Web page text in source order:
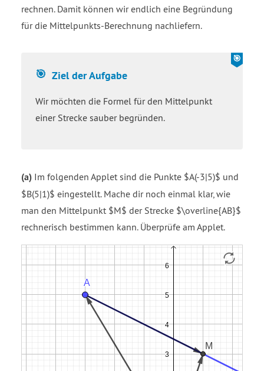
rechnen. Damit können wir endlich eine Begründung
für die Mittelpunkts-Berechnung nachliefern.
Ziel der Aufgabe
Wir möchten die Formel für den Mittelpunkt
einer Strecke sauber begründen.
(a) Im folgenden Applet sind die Punkte $A(-3|5)$ und
$B(5|1)$ eingestellt. Mache dir noch einmal klar, wie
man den Mittelpunkt $M$ der Strecke $\overline{AB}$
rechnerisch bestimmen kann. Überprüfe am Applet.
Vektor
vector
Vektor
vector
Strecke
f
Vektor
vector
Vektor
v